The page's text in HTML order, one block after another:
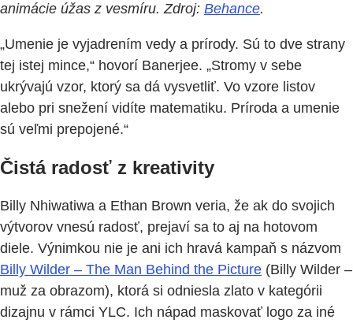
animácie úžas z vesmíru. Zdroj: Behance.
„Umenie je vyjadrením vedy a prírody. Sú to dve strany
tej istej mince,“ hovorí Banerjee. „Stromy v sebe
ukrývajú vzor, ktorý sa dá vysvetliť. Vo vzore listov
alebo pri snežení vidíte matematiku. Príroda a umenie
sú veľmi prepojené.“
Čistá radosť z kreativity
Billy Nhiwatiwa a Ethan Brown veria, že ak do svojich
výtvorov vnesú radosť, prejaví sa to aj na hotovom
diele. Výnimkou nie je ani ich hravá kampaň s názvom
Billy Wilder – The Man Behind the Picture (Billy Wilder –
muž za obrazom), ktorá si odniesla zlato v kategórii
dizajnu v rámci YLC. Ich nápad maskovať logo za iné